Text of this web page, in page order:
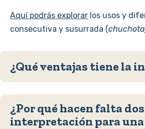
Aquí podrás explorar los usos y
consecutiva y susurrada (
¿Qué ventajas tiene la
¿Por qué hacen falta
interpretación para